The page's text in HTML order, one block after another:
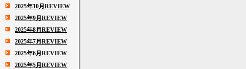
2025年10月REVIEW
2025年9月REVIEW
2025年8月REVIEW
2025年7月REVIEW
2025年6月REVIEW
2025年5月REVIEW